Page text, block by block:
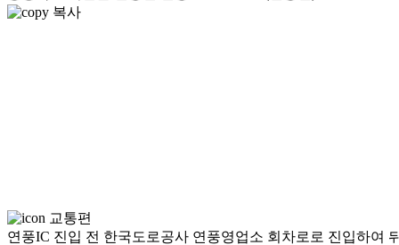
복사
교통편
연풍IC 진입 전 한국도로공사 연풍영업소 회차로로 진입하여